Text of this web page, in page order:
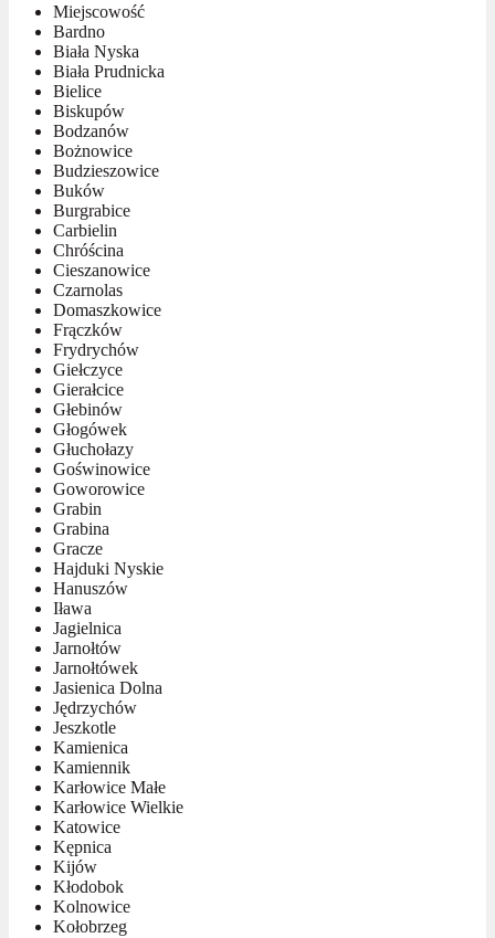
Miejscowość
Bardno
Biała Nyska
Biała Prudnicka
Bielice
Biskupów
Bodzanów
Bożnowice
Budzieszowice
Buków
Burgrabice
Carbielin
Chróścina
Cieszanowice
Czarnolas
Domaszkowice
Frączków
Frydrychów
Giełczyce
Gierałcice
Głebinów
Głogówek
Głuchołazy
Goświnowice
Goworowice
Grabin
Grabina
Gracze
Hajduki Nyskie
Hanuszów
Iława
Jagielnica
Jarnołtów
Jarnołtówek
Jasienica Dolna
Jędrzychów
Jeszkotle
Kamienica
Kamiennik
Karłowice Małe
Karłowice Wielkie
Katowice
Kępnica
Kijów
Kłodobok
Kolnowice
Kołobrzeg